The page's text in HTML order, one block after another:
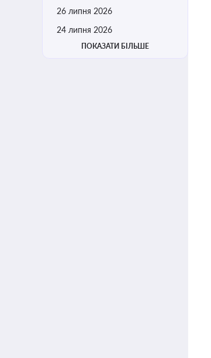
26 липня 2026
24 липня 2026
ПОКАЗАТИ БІЛЬШЕ